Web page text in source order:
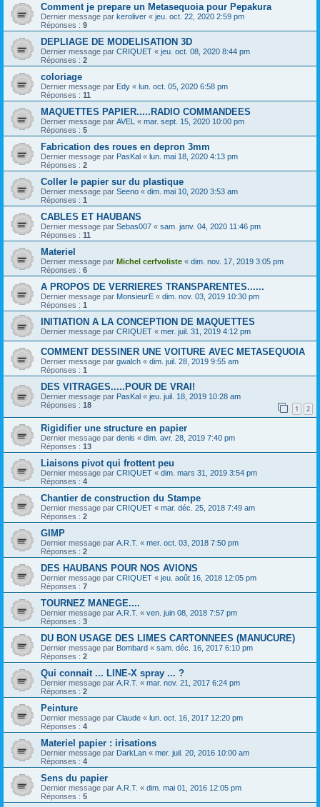
Comment je prepare un Metasequoia pour Pepakura
Dernier message par keroliver « jeu. oct. 22, 2020 2:59 pm
Réponses : 9
DEPLIAGE DE MODELISATION 3D
Dernier message par CRIQUET « jeu. oct. 08, 2020 8:44 pm
Réponses : 2
coloriage
Dernier message par Edy « lun. oct. 05, 2020 6:58 pm
Réponses : 11
MAQUETTES PAPIER.....RADIO COMMANDEES
Dernier message par AVEL « mar. sept. 15, 2020 10:00 pm
Réponses : 5
Fabrication des roues en depron 3mm
Dernier message par PasKal « lun. mai 18, 2020 4:13 pm
Réponses : 2
Coller le papier sur du plastique
Dernier message par Seeno « dim. mai 10, 2020 3:53 am
Réponses : 1
CABLES ET HAUBANS
Dernier message par Sebas007 « sam. janv. 04, 2020 11:46 pm
Réponses : 11
Materiel
Dernier message par Michel cerfvoliste « dim. nov. 17, 2019 3:05 pm
Réponses : 6
A PROPOS DE VERRIERES TRANSPARENTES......
Dernier message par MonsieurE « dim. nov. 03, 2019 10:30 pm
Réponses : 1
INITIATION A LA CONCEPTION DE MAQUETTES
Dernier message par CRIQUET « mer. juil. 31, 2019 4:12 pm
COMMENT DESSINER UNE VOITURE AVEC METASEQUOIA
Dernier message par gwalch « dim. juil. 28, 2019 9:55 am
Réponses : 1
DES VITRAGES.....POUR DE VRAI!
Dernier message par PasKal « jeu. juil. 18, 2019 10:28 am
Réponses : 18 1 2
Rigidifier une structure en papier
Dernier message par denis « dim. avr. 28, 2019 7:40 pm
Réponses : 13
Liaisons pivot qui frottent peu
Dernier message par CRIQUET « dim. mars 31, 2019 3:54 pm
Réponses : 4
Chantier de construction du Stampe
Dernier message par CRIQUET « mar. déc. 25, 2018 7:49 am
Réponses : 2
GIMP
Dernier message par A.R.T. « mer. oct. 03, 2018 7:50 pm
Réponses : 2
DES HAUBANS POUR NOS AVIONS
Dernier message par CRIQUET « jeu. août 16, 2018 12:05 pm
Réponses : 7
TOURNEZ MANEGE....
Dernier message par A.R.T. « ven. juin 08, 2018 7:57 pm
Réponses : 3
DU BON USAGE DES LIMES CARTONNEES (MANUCURE)
Dernier message par Bombard « sam. déc. 16, 2017 6:10 pm
Réponses : 2
Qui connait ... LINE-X spray ... ?
Dernier message par A.R.T. « mar. nov. 21, 2017 6:24 pm
Réponses : 2
Peinture
Dernier message par Claude « lun. oct. 16, 2017 12:20 pm
Réponses : 4
Materiel papier : irisations
Dernier message par DarkLan « mer. juil. 20, 2016 10:00 am
Réponses : 4
Sens du papier
Dernier message par A.R.T. « dim. mai 01, 2016 12:05 pm
Réponses : 5